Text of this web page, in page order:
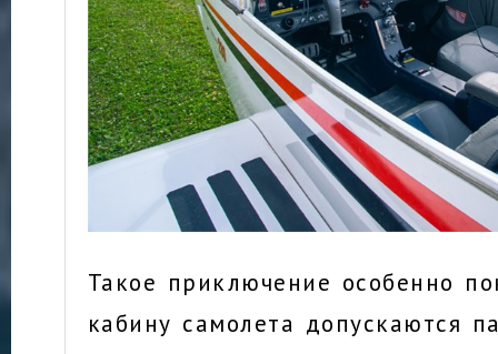
Такое приключение особенно
кабину самолета допускаются